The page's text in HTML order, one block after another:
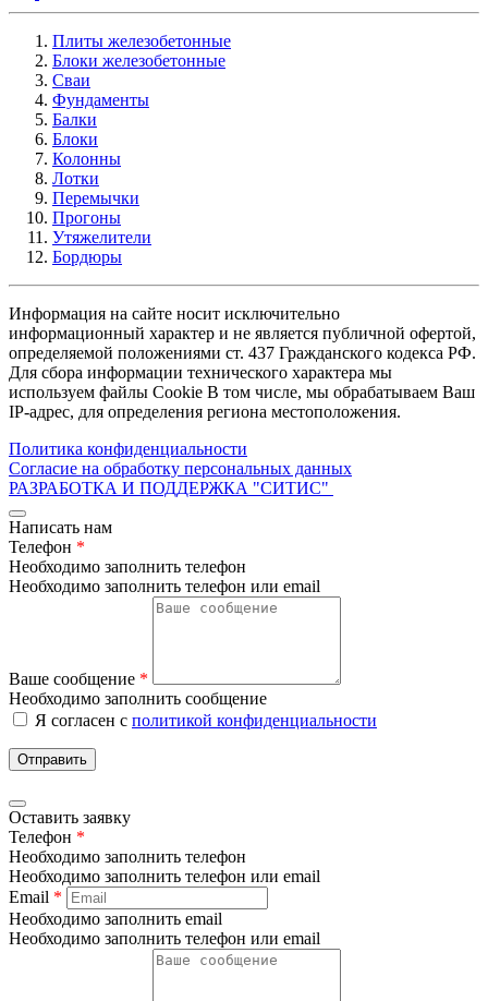
Плиты железобетонные
Блоки железобетонные
Сваи
Фундаменты
Балки
Блоки
Колонны
Лотки
Перемычки
Прогоны
Утяжелители
Бордюры
Информация на сайте носит исключительно
информационный характер и не является публичной офертой,
определяемой положениями ст. 437 Гражданского кодекса РФ.
Для сбора информации технического характера мы
используем файлы Cookie В том числе, мы обрабатываем Ваш
IP-адрес, для определения региона местоположения.
Политика конфиденциальности
Согласие на обработку персональных данных
РАЗРАБОТКА И ПОДДЕРЖКА "СИТИС"
Написать нам
Телефон *
Необходимо заполнить телефон
Необходимо заполнить телефон или email
Ваше сообщение *
Необходимо заполнить сообщение
Я согласен с политикой конфиденциальности
Отправить
Оставить заявку
Телефон *
Необходимо заполнить телефон
Необходимо заполнить телефон или email
Email *
Необходимо заполнить email
Необходимо заполнить телефон или email